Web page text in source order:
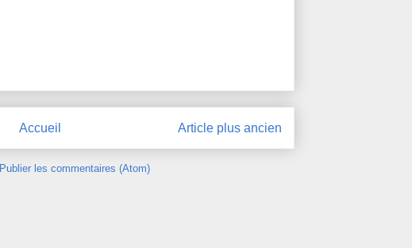
Article plus ancien
Accueil
Publier les commentaires (Atom)